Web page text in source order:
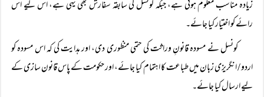
زیادہ مناسب معلوم ہوتی ہے، جبکہ کونسل کی سابقہ سفارش بھی یہی ہے، اس لیے اس
رائے کو اختیار کیا جائے۔
کونسل نے مسودہ قانونِ وراثت کی حتمی منظوری دی، اور ہدایت کی کہ اس مسودہ کو
اردو / انگریزی زبان میں طباعت کا اہتمام کیا جائے، اور حکومت کے پاس قانون سازی کے
لیے ارسال کیا جائے۔